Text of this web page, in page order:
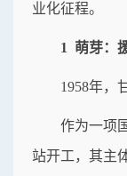
业化征程。
1 萌芽：
1958年，
作为一项
站开工，其主